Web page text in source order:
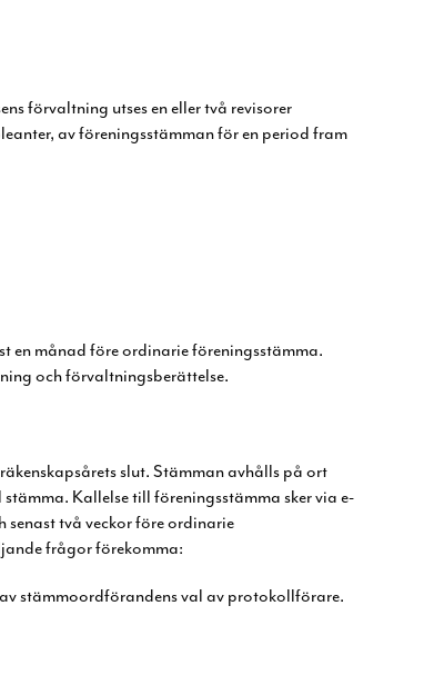
förvaltning utsesen eller två revisorer
avföreningsstämman för en period fram
en månad föreordinarie föreningsstämma.
och förvaltningsberättelse.
slut. Stämmanavhålls på ort
stämma. Kallelsetill föreningsstämma sker via e-
senast två veckor före ordinarie
frågor förekomma:
stämmoordförandens val av protokollförare.